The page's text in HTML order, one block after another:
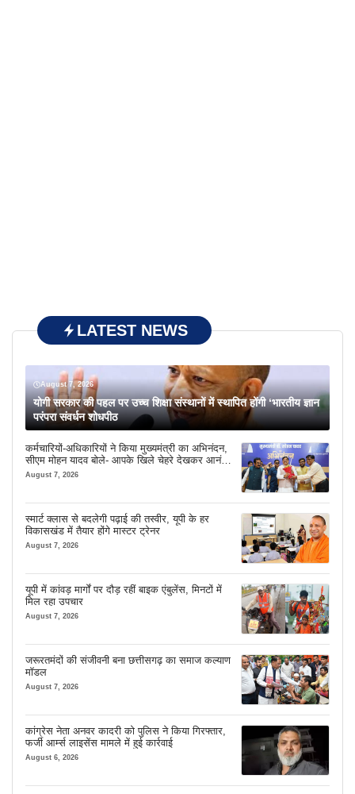
LATEST NEWS
August 7, 2026
योगी सरकार की पहल पर उच्च शिक्षा संस्थानों में स्थापित होंगी ‘भारतीय ज्ञान
परंपरा संवर्धन शोधपीठ
कर्मचारियों-अधिकारियों ने किया मुख्यमंत्री का अभिनंदन,
सीएम मोहन यादव बोले- आपके खिले चेहरे देखकर आनंद
आता है
August 7, 2026
स्मार्ट क्लास से बदलेगी पढ़ाई की तस्वीर, यूपी के हर
विकासखंड में तैयार होंगे मास्टर ट्रेनर
August 7, 2026
यूपी में कांवड़ मार्गों पर दौड़ रहीं बाइक एंबुलेंस, मिनटों में
मिल रहा उपचार
August 7, 2026
जरूरतमंदों की संजीवनी बना छत्तीसगढ़ का समाज कल्याण
मॉडल
August 7, 2026
कांग्रेस नेता अनवर कादरी को पुलिस ने किया गिरफ्तार,
फर्जी आर्म्स लाइसेंस मामले में हुई कार्रवाई
August 6, 2026